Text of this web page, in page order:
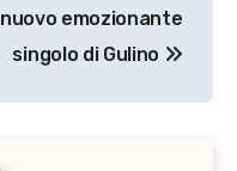
nuovo emozionante
singolo di Gulino